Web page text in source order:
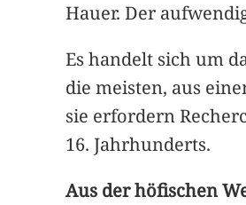
Hauer. Der
Es handelt sich um
die meisten, aus
sie erfordern
16. Jahrhunderts.
Aus der höfischen